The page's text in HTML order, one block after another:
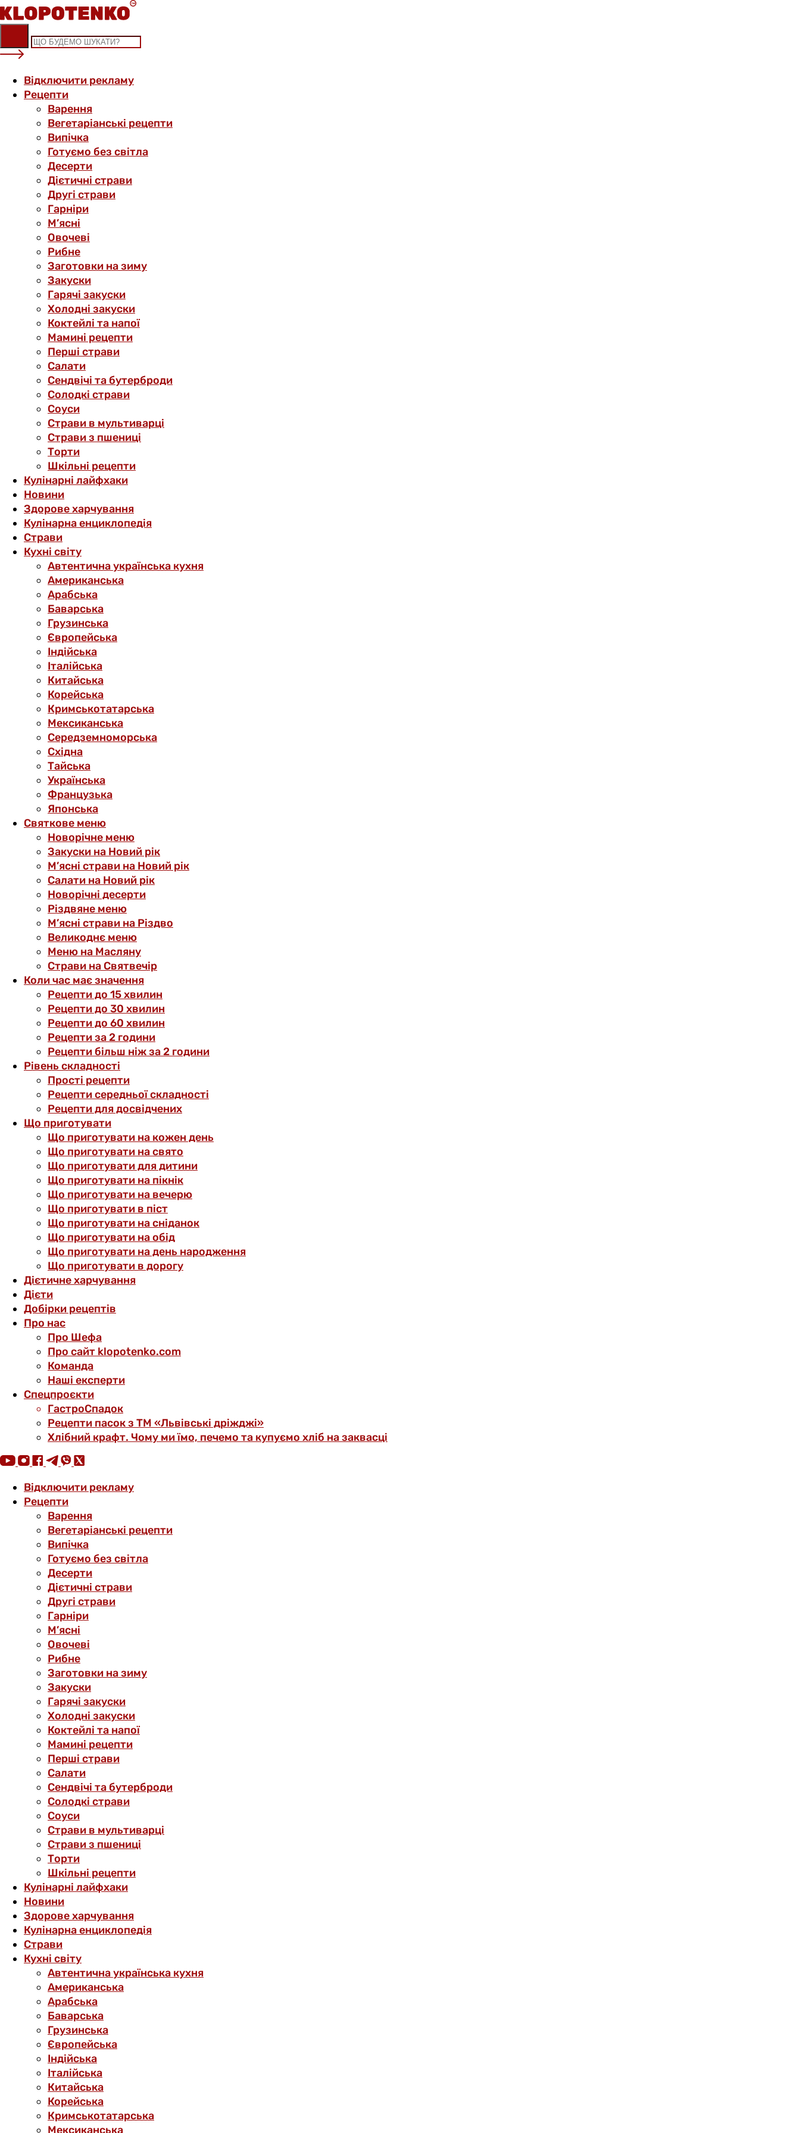
Skip
to
content
Відключити рекламу
Рецепти
Варення
Вегетаріанські рецепти
Випічка
Готуємо без світла
Десерти
Дієтичні страви
Другі страви
Гарніри
М’ясні
Овочеві
Рибне
Заготовки на зиму
Закуски
Гарячі закуски
Холодні закуски
Коктейлі та напої
Мамині рецепти
Перші страви
Салати
Сендвічі та бутерброди
Солодкі страви
Соуси
Страви в мультиварці
Страви з пшениці
Торти
Шкільні рецепти
Кулінарні лайфхаки
Новини
Здорове харчування
Кулінарна енциклопедія
Страви
Кухні світу
Автентична українська кухня
Американська
Арабська
Баварська
Грузинська
Європейська
Індійська
Італійська
Китайська
Корейська
Кримськотатарська
Мексиканська
Середземноморська
Східна
Тайська
Українська
Французька
Японська
Святкове меню
Новорічне меню
Закуски на Новий рік
М’ясні страви на Новий рік
Салати на Новий рік
Новорічні десерти
Різдвяне меню
М’ясні страви на Різдво
Великоднє меню
Меню на Масляну
Страви на Святвечір
Коли час має значення
Рецепти до 15 хвилин
Рецепти до 30 хвилин
Рецепти до 60 хвилин
Рецепти за 2 години
Рецепти більш ніж за 2 години
Рівень складності
Прості рецепти
Рецепти середньої складності
Рецепти для досвідчених
Що приготувати
Що приготувати на кожен день
Що приготувати на свято
Що приготувати для дитини
Що приготувати на пікнік
Що приготувати на вечерю
Що приготувати в піст
Що приготувати на сніданок
Що приготувати на обід
Що приготувати на день народження
Що приготувати в дорогу
Дієтичне харчування
Дієти
Добірки рецептів
Про нас
Про Шефа
Про сайт klopotenko.com
Команда
Наші експерти
Спецпроєкти
ГастроСпадок
Рецепти пасок з ТМ «Львівські дріжджі»
Хлібний крафт. Чому ми їмо, печемо та купуємо хліб на заквасці
Відключити рекламу
Рецепти
Варення
Вегетаріанські рецепти
Випічка
Готуємо без світла
Десерти
Дієтичні страви
Другі страви
Гарніри
М’ясні
Овочеві
Рибне
Заготовки на зиму
Закуски
Гарячі закуски
Холодні закуски
Коктейлі та напої
Мамині рецепти
Перші страви
Салати
Сендвічі та бутерброди
Солодкі страви
Соуси
Страви в мультиварці
Страви з пшениці
Торти
Шкільні рецепти
Кулінарні лайфхаки
Новини
Здорове харчування
Кулінарна енциклопедія
Страви
Кухні світу
Автентична українська кухня
Американська
Арабська
Баварська
Грузинська
Європейська
Індійська
Італійська
Китайська
Корейська
Кримськотатарська
Мексиканська